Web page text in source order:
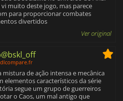
muito deste jogo, mas parece
para proporcionar combates
divertidos
Ver original
dlcompare.fr
mistura de ação intensa e mecânica
elementos característicos da série
segue um grupo de guerreiros
o Caos, um mal antigo que